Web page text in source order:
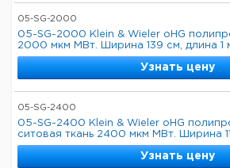
05-SG-2000
05-SG-2000 Klein & Wieler oHG
2000 мкм МВт. Ширина 139 см, длина 1
Узнать цену
05-SG-2400
05-SG-2400 Klein & Wieler oHG
ситовая ткань 2400 мкм МВт. Ширина
Узнать цену